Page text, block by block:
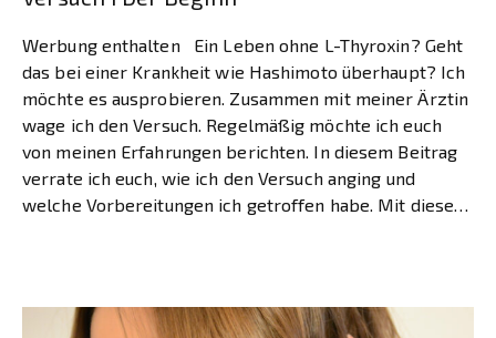
Werbung enthalten Ein Leben ohne L-Thyroxin? Geht
das bei einer Krankheit wie Hashimoto überhaupt? Ich
möchte es ausprobieren. Zusammen mit meiner Ärztin
wage ich den Versuch. Regelmäßig möchte ich euch
von meinen Erfahrungen berichten. In diesem Beitrag
verrate ich euch, wie ich den Versuch anging und
welche Vorbereitungen ich getroffen habe. Mit diesem